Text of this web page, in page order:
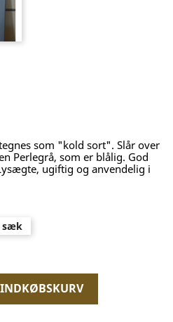
som "kold sort". Slår over
Perlegrå, som er blålig. God
ugiftig og anvendelig i
sæk